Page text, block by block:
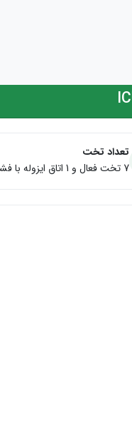
تعداد تخت
7 تخت فعال و 1 اتاق ایزوله با فشار منفی، ضریب اشغال 80-90%